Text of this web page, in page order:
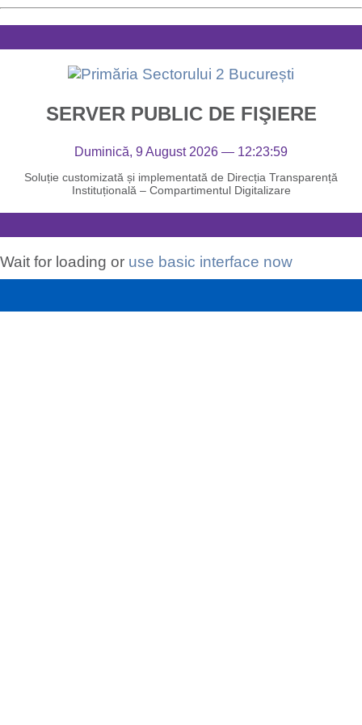
SERVER PUBLIC DE FIŞIERE
Duminică, 9 August 2026 — 12:23:59
Soluție customizată și implementată de Direcția Transparență
Instituțională – Compartimentul Digitalizare
Wait for loading or use basic interface now